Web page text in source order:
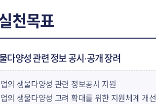
천목표
다양성 관련 정보 공시·공개 장려
의 생물다양성 관련 정보공시 지원
의 생물다양성 고려 확대를 위한 지원체계 개선